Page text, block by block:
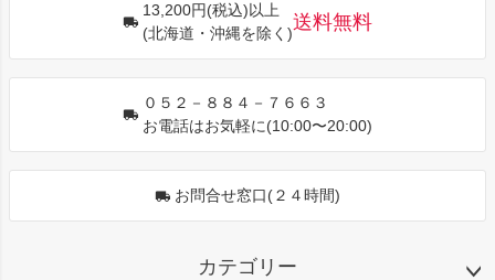
13,200円(税込)以上
(北海道・沖縄を除く)
送料無料
０５２－８８４－７６６３
お電話はお気軽に(10:00〜20:00)
お問合せ窓口(２４時間)
カテゴリー